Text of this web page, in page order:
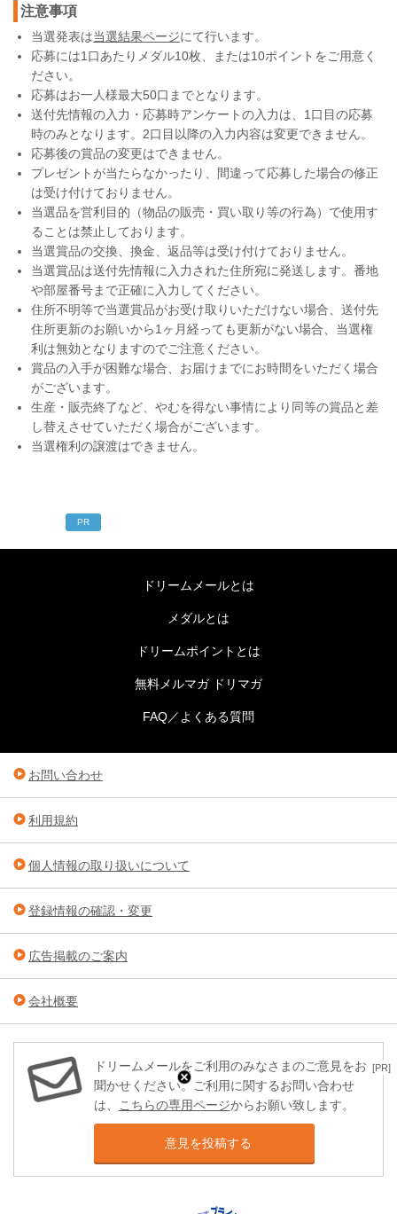
注意事項
当選発表は当選結果ページにて行います。
応募には1口あたりメダル10枚、または10ポイントをご用意く
ださい。
応募はお一人様最大50口までとなります。
送付先情報の入力・応募時アンケートの入力は、1口目の応募
時のみとなります。2口目以降の入力内容は変更できません。
応募後の賞品の変更はできません。
プレゼントが当たらなかったり、間違って応募した場合の修正
は受け付けておりません。
当選品を営利目的（物品の販売・買い取り等の行為）で使用す
ることは禁止しております。
当選賞品の交換、換金、返品等は受け付けておりません。
当選賞品は送付先情報に入力された住所宛に発送します。番地
や部屋番号まで正確に入力してください。
住所不明等で当選賞品がお受け取りいただけない場合、送付先
住所更新のお願いから1ヶ月経っても更新がない場合、当選権
利は無効となりますのでご注意ください。
賞品の入手が困難な場合、お届けまでにお時間をいただく場合
がございます。
生産・販売終了など、やむを得ない事情により同等の賞品と差
し替えさせていただく場合がございます。
当選権利の譲渡はできません。
[PR]
PR
ドリームメールとは
メダルとは
ドリームポイントとは
無料メルマガ ドリマガ
FAQ／よくある質問
お問い合わせ
利用規約
個人情報の取り扱いについて
登録情報の確認・変更
広告掲載のご案内
会社概要
ドリームメールをご利用のみなさまのご意見をお
聞かせください。ご利用に関するお問い合わせ
は、 こちらの専用ページからお願い致します。
意見を投稿する